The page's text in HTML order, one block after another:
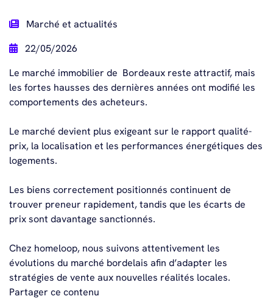
Marché et actualités
22/05/2026
Le marché immobilier de Bordeaux reste attractif, mais
les fortes hausses des dernières années ont modifié les
comportements des acheteurs.
Le marché devient plus exigeant sur le rapport qualité-
prix, la localisation et les performances énergétiques des
logements.
Les biens correctement positionnés continuent de
trouver preneur rapidement, tandis que les écarts de
prix sont davantage sanctionnés.
Chez homeloop, nous suivons attentivement les
évolutions du marché bordelais afin d’adapter les
stratégies de vente aux nouvelles réalités locales.
Partager ce contenu